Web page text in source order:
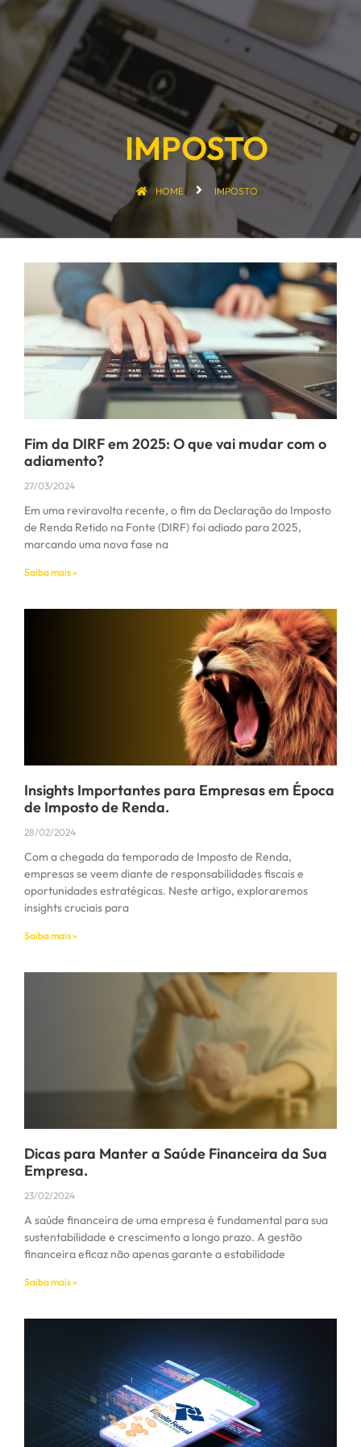
IMPOSTO
HOME IMPOSTO
Fim da DIRF em 2025: O que vai mudar com o
adiamento?
27/03/2024
Em uma reviravolta recente, o fim da Declaração do Imposto
de Renda Retido na Fonte (DIRF) foi adiado para 2025,
marcando uma nova fase na
Saiba mais »
Insights Importantes para Empresas em Época
de Imposto de Renda.
28/02/2024
Com a chegada da temporada de Imposto de Renda,
empresas se veem diante de responsabilidades fiscais e
oportunidades estratégicas. Neste artigo, exploraremos
insights cruciais para
Saiba mais »
Dicas para Manter a Saúde Financeira da Sua
Empresa.
23/02/2024
A saúde financeira de uma empresa é fundamental para sua
sustentabilidade e crescimento a longo prazo. A gestão
financeira eficaz não apenas garante a estabilidade
Saiba mais »